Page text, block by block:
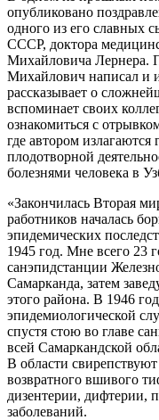
опубликовано
одного из его славных
СССР, доктора
Михайловича Лернера.
Михайлович написал и
рассказывает о
вспоминает своих
ознакомиться с
где автором излагаются
плодотворной
болезнями человека в
«Закончилась Вторая
работников началась
эпидемических
1945 год. Мне всего 23
санэпидстанции
Самарканда, затем
этого района. В 1946
эпидемиологической
спустя стою во главе
всей Самаркандской
В области
возвратного вшивого
дизентерии, дифтерии,
заболеваний.